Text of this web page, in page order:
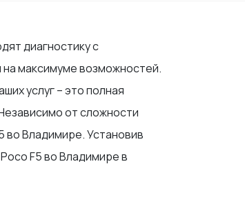
диагностику с
на максимуме возможностей.
услуг – это полная
от сложности
во Владимире. Установив
F5 во Владимире в